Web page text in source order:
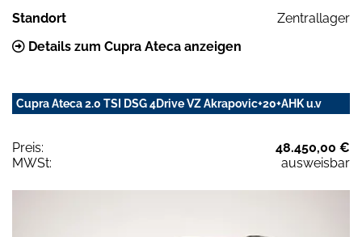
Standort
Zentrallager
Details zum Cupra Ateca anzeigen
Cupra Ateca 2.0 TSI DSG 4Drive VZ Akrapovic+20+AHK u.v
Preis:
48.450,00 €
MWSt:
ausweisbar